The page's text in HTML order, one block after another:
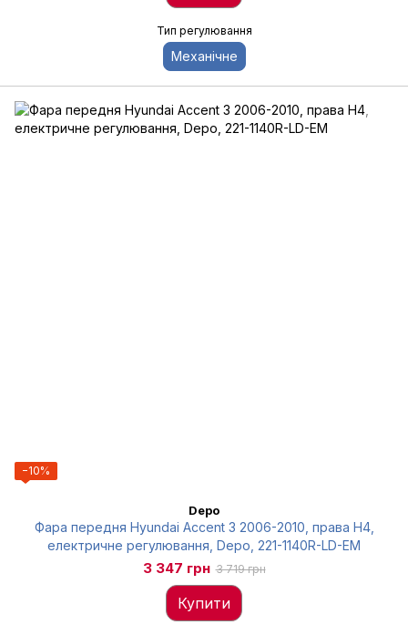
Тип регулювання
Механічне
−10%
Depo
Фара передня Hyundai Accent 3 2006-2010, права H4,
електричне регулювання, Depo, 221-1140R-LD-EM
3 347 грн 3 719 грн
Купити